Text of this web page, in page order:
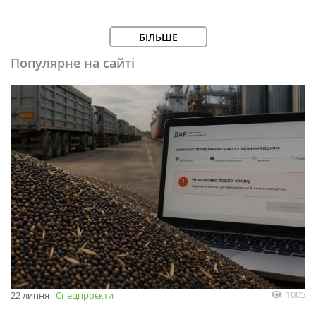
БІЛЬШЕ
Популярне на сайті
22 липня Спецпроєкти 1005